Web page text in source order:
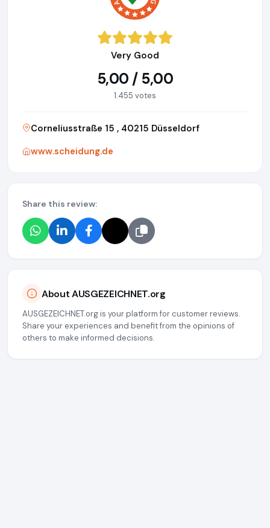
Very Good
5,00 / 5,00
1.455 votes
Corneliusstraße 15 , 40215 Düsseldorf
www.scheidung.de
Share this review:
About AUSGEZEICHNET.org
AUSGEZEICHNET.org is your platform for customer reviews.
Share your experiences and benefit from the opinions of
others to make informed decisions.